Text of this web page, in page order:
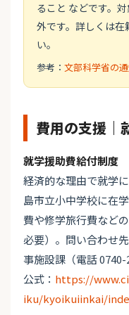
ること などです。
外です。詳しくは
い。
参考： 文部科学省の
費用の支援｜
就学援助費給付制度
経済的な理由で就学
島市立小中学校に在
費や修学旅行費など
必要）。問い合わせ
事施設課（電話 0740-
公式： https://
iku/kyoikuiinkai/